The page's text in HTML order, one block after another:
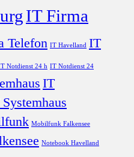
IT Firma
Telefon IT Havelland IT
Notdienst 24 h IT Notdienst 24
IT
Mobilfunk Falkensee
Notebook Havelland